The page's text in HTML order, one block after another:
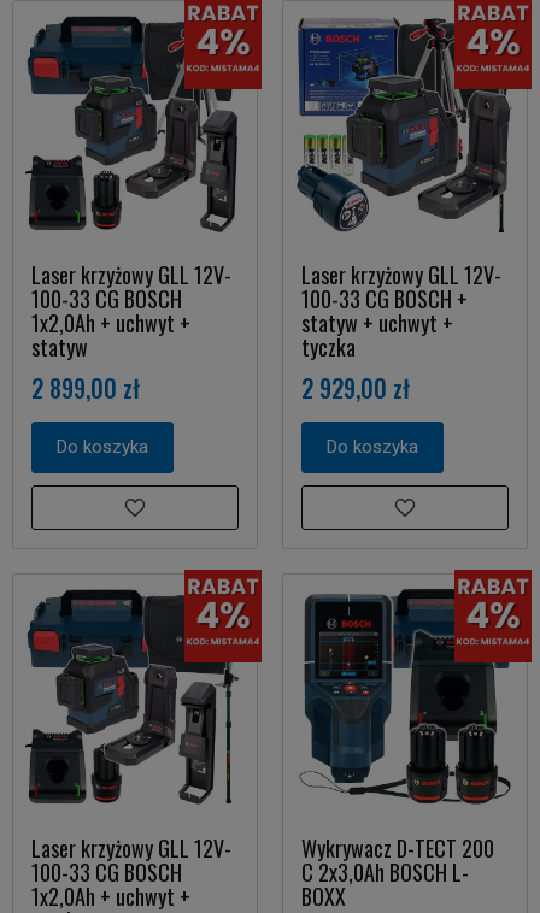
Laser krzyżowy GLL 12V-
100-33 CG BOSCH
1x2,0Ah + uchwyt +
statyw
2 899,00 zł
Do koszyka
Laser krzyżowy GLL 12V-
100-33 CG BOSCH +
statyw + uchwyt +
tyczka
2 929,00 zł
Do koszyka
Laser krzyżowy GLL 12V-
100-33 CG BOSCH
1x2,0Ah + uchwyt +
Wykrywacz D-TECT 200
C 2x3,0Ah BOSCH L-
BOXX